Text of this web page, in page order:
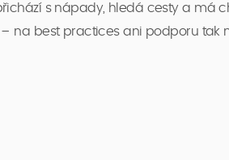
s nápady, hledá cesty a má
na best practices ani podporu tak